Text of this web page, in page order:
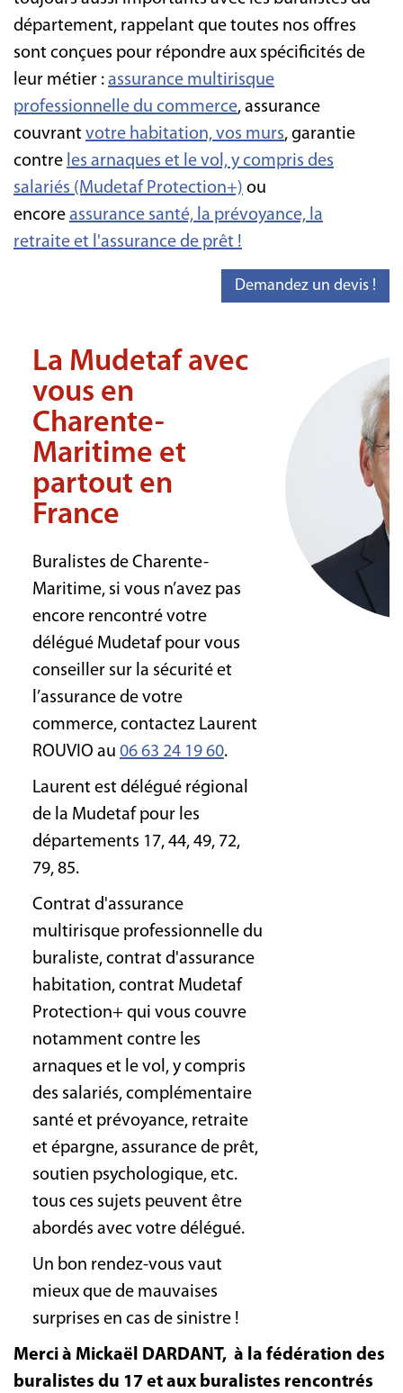
département, rappelant que toutes nos offres
sont conçues pour répondre aux spécificités de
leur métier : assurance multirisque
professionnelle du commerce, assurance
couvrant votre habitation, vos murs, garantie
contre les arnaques et le vol, y compris des
salariés (Mudetaf Protection+) ou
encore assurance santé, la prévoyance, la
retraite et l'assurance de prêt !
Demandez un devis !
La Mudetaf avec
vous en
Charente-
Maritime et
partout en
France
Buralistes de Charente-
Maritime, si vous n’avez pas
encore rencontré votre
délégué Mudetaf pour vous
conseiller sur la sécurité et
l’assurance de votre
commerce, contactez Laurent
ROUVIO au 06 63 24 19 60.
Laurent est délégué régional
de la Mudetaf pour les
départements 17, 44, 49, 72,
79, 85.
Contrat d'assurance
multirisque professionnelle du
buraliste, contrat d'assurance
habitation, contrat Mudetaf
Protection+ qui vous couvre
notamment contre les
arnaques et le vol, y compris
des salariés, complémentaire
santé et prévoyance, retraite
et épargne, assurance de prêt,
soutien psychologique, etc.
tous ces sujets peuvent être
abordés avec votre délégué.
Un bon rendez-vous vaut
mieux que de mauvaises
surprises en cas de sinistre !
Merci à Mickaël DARDANT, à la fédération des
buralistes du 17 et aux buralistes rencontrés